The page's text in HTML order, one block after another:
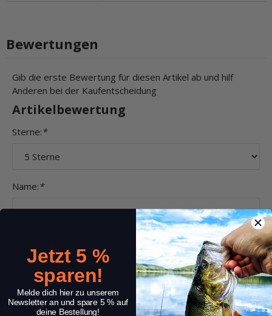
Bewertungen
Gib die erste Bewertung für diesen Artikel ab und hilf
Anderen bei der Kaufentscheidung
Artikelbewertung
Sterne: *
Name: *
Kommentar:*
Jetzt 5 %
sparen!
Melde dich hier zu unserem
Newsletter an und spare 5 % auf
deine Bestellung!